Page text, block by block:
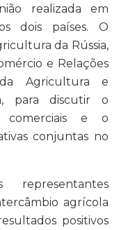
realizada em
dois países. O
da Rússia,
e Relações
Agricultura e
para discutir o
comerciais e o
conjuntas no
agrícola
positivos